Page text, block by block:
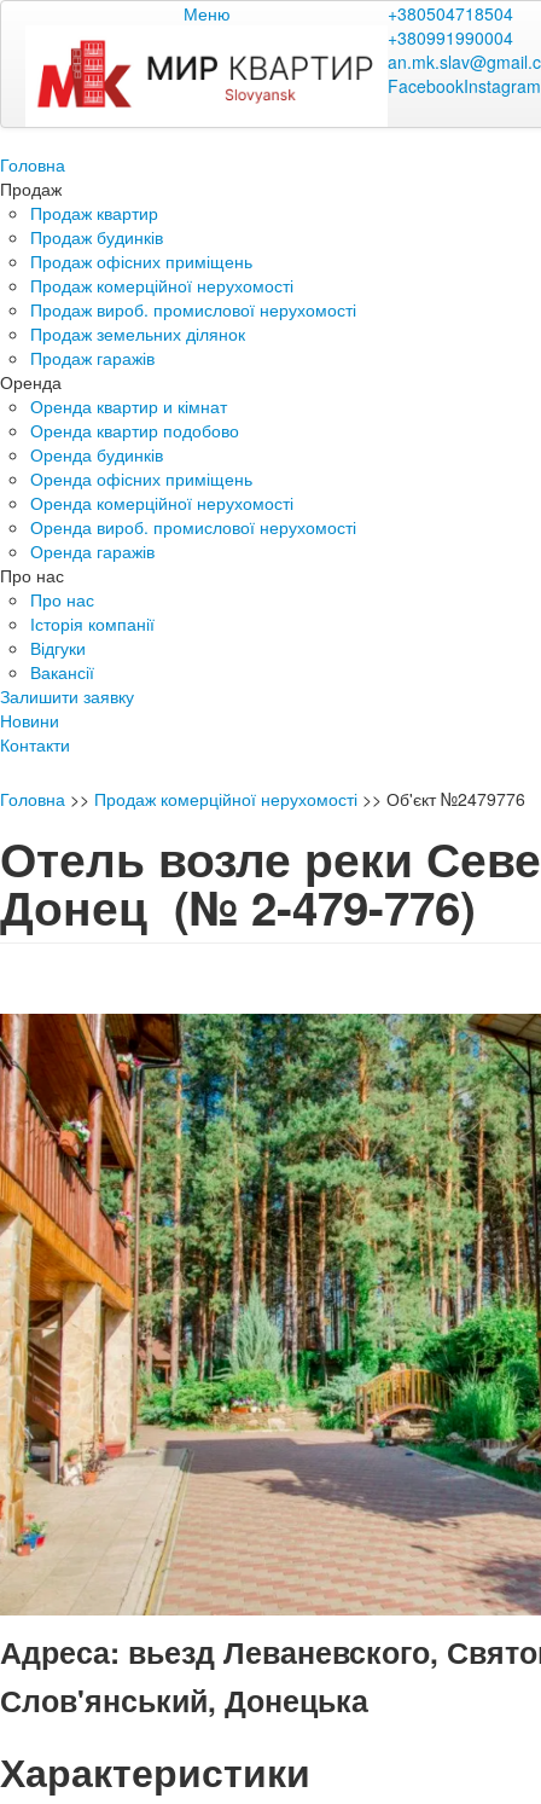
Меню
+380504718504
+380991990004
FacebookInstagram
Головна
Продаж
Продаж квартир
Продаж будинків
Продаж офісних приміщень
Продаж комерційної нерухомості
Продаж вироб. промислової нерухомості
Продаж земельних ділянок
Продаж гаражів
Оренда
Оренда квартир и кімнат
Оренда квартир подобово
Оренда будинків
Оренда офісних приміщень
Оренда комерційної нерухомості
Оренда вироб. промислової нерухомості
Оренда гаражів
Про нас
Про нас
Історія компанії
Відгуки
Вакансії
Залишити заявку
Новини
Контакти
Головна >> Продаж комерційної нерухомості >> Об'єкт №2479776
Отель возле реки
Донец (№ 2-479-776)
Адреса: вьезд Леваневского,
Слов'янський, Донецька
Характеристики